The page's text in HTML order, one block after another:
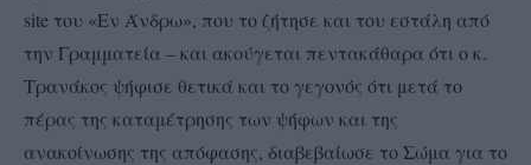
site του «Εν Άνδρω», που το ζήτησε και του εστάλη από
την Γραμματεία – και ακούγεται πεντακάθαρα ότι ο κ.
Τρανάκος ψήφισε θετικά και το γεγονός ότι μετά το
πέρας της καταμέτρησης των ψήφων και της
ανακοίνωσης της απόφασης, διαβεβαίωσε το Σώμα για το